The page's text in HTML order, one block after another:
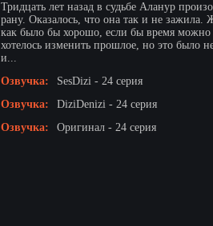
Тридцать лет назад в судьбе Аланур
рану. Оказалось, что она так и не
как было бы хорошо, если бы время можно
хотелось изменить прошлое, но это было
и...
Озвучка:
SesDizi - 24 серия
Озвучка:
DiziDenizi - 24 серия
Озвучка:
Оригинал - 24 серия